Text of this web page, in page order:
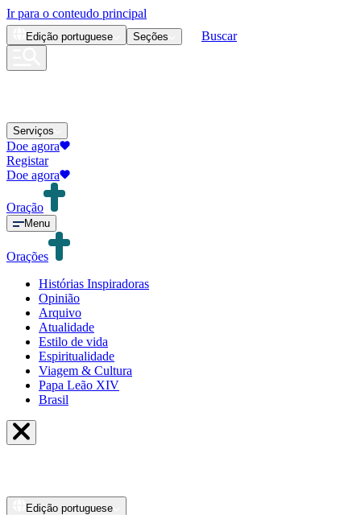
Ir para o conteudo principal
Edição portuguese Seções Buscar
Serviços
Doe agora
Registar
Doe agora
Oração
Menu
Orações
Histórias Inspiradoras
Opinião
Arquivo
Atualidade
Estilo de vida
Espiritualidade
Viagem & Cultura
Papa Leão XIV
Brasil
Edição portuguese